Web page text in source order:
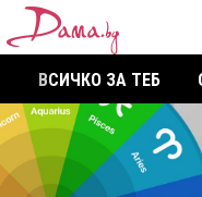
ВСИЧКО ЗА ТЕБ